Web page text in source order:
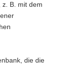
B. mit dem
die die